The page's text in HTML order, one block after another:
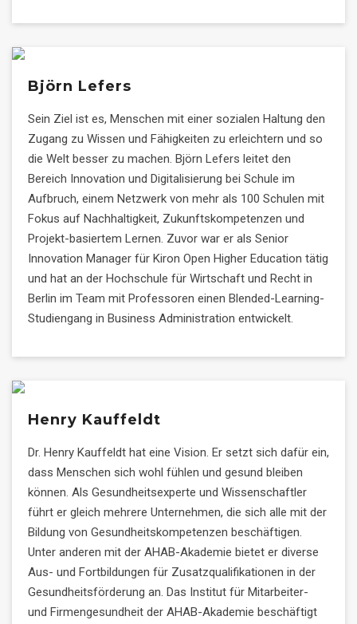
Björn Lefers
Sein Ziel ist es, Menschen mit einer sozialen Haltung den
Zugang zu Wissen und Fähigkeiten zu erleichtern und so
die Welt besser zu machen. Björn Lefers leitet den
Bereich Innovation und Digitalisierung bei Schule im
Aufbruch, einem Netzwerk von mehr als 100 Schulen mit
Fokus auf Nachhaltigkeit, Zukunftskompetenzen und
Projekt-basiertem Lernen. Zuvor war er als Senior
Innovation Manager für Kiron Open Higher Education tätig
und hat an der Hochschule für Wirtschaft und Recht in
Berlin im Team mit Professoren einen Blended-Learning-
Studiengang in Business Administration entwickelt.
Henry Kauffeldt
Dr. Henry Kauffeldt hat eine Vision. Er setzt sich dafür ein,
dass Menschen sich wohl fühlen und gesund bleiben
können. Als Gesundheitsexperte und Wissenschaftler
führt er gleich mehrere Unternehmen, die sich alle mit der
Bildung von Gesundheitskompetenzen beschäftigen.
Unter anderen mit der AHAB-Akademie bietet er diverse
Aus- und Fortbildungen für Zusatzqualifikationen in der
Gesundheitsförderung an. Das Institut für Mitarbeiter-
und Firmengesundheit der AHAB-Akademie beschäftigt